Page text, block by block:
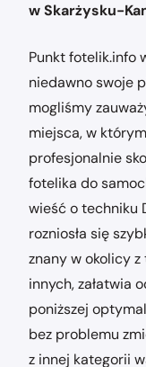
w Skarżysku-
Punkt fotelik.info
niedawno swoje
mogliśmy
miejsca, w
profesjonalnie
fotelika do
wieść o techniku
rozniosła się
znany w okolicy
innych, załatwia
poniższej
bez problemu
z innej kategorii